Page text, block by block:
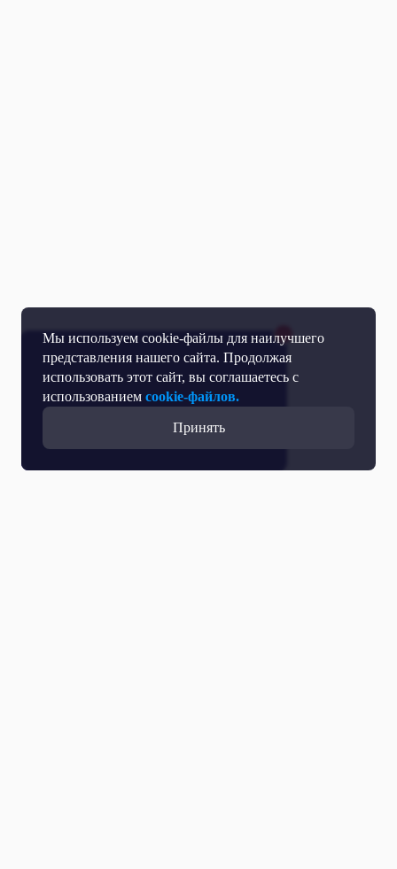
Мы используем cookie-файлы для наилучшего
представления нашего сайта. Продолжая
использовать этот сайт, вы соглашаетесь с
использованием cookie-файлов.
Принять